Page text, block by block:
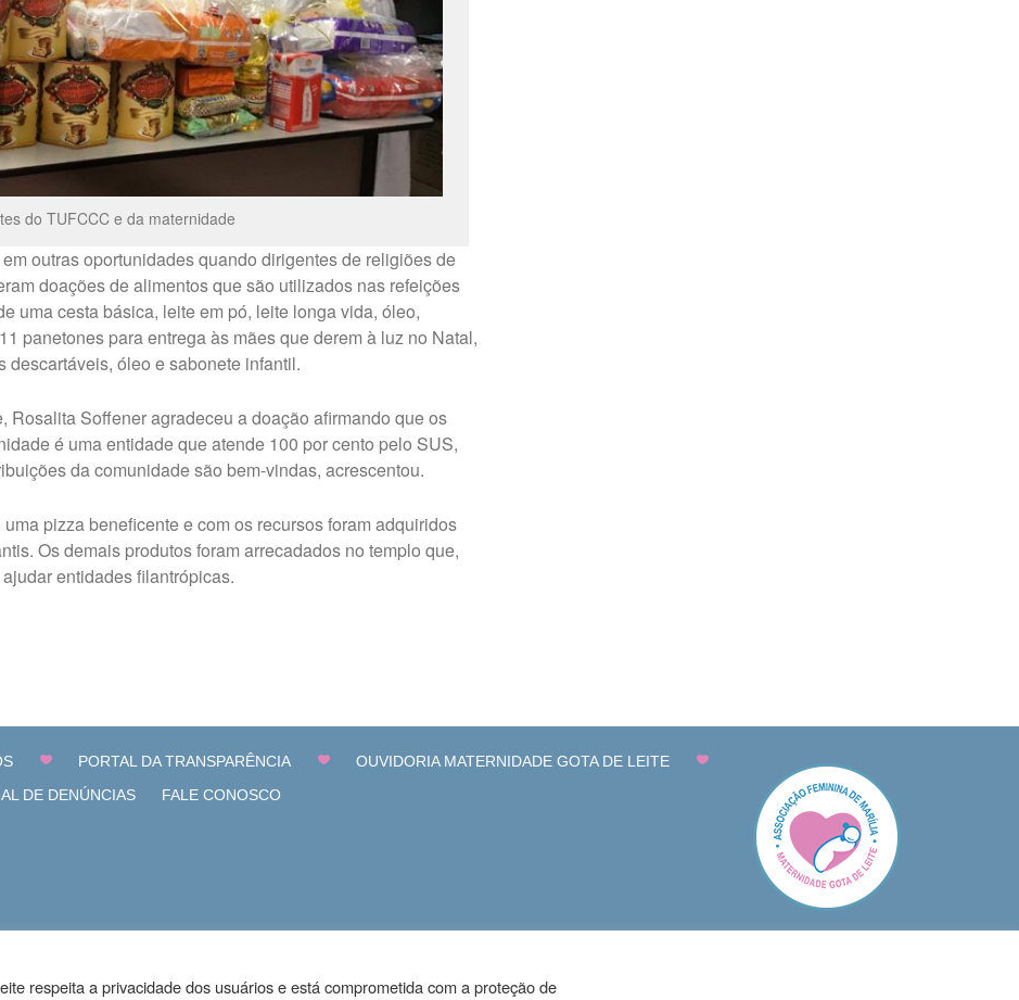
do TUFCCC e da maternidade
outras oportunidades quando dirigentes de religiões de
doações de alimentos que são utilizados nas refeições
uma cesta básica, leite em pó, leite longa vida, óleo,
panetones para entrega às mães que derem à luz no Natal,
descartáveis, óleo e sabonete infantil.
Rosalita Soffener agradeceu a doação afirmando que os
é uma entidade que atende 100 por cento pelo SUS,
da comunidade são bem-vindas, acrescentou.
pizza beneficente e com os recursos foram adquiridos
Os demais produtos foram arrecadados no templo que,
entidades filantrópicas.
PORTAL DA TRANSPARÊNCIA
OUVIDORIA MATERNIDADE GOTA DE LEITE
DE DENÚNCIAS FALE CONOSCO
respeita a privacidade dos usuários e está comprometida com a proteção de